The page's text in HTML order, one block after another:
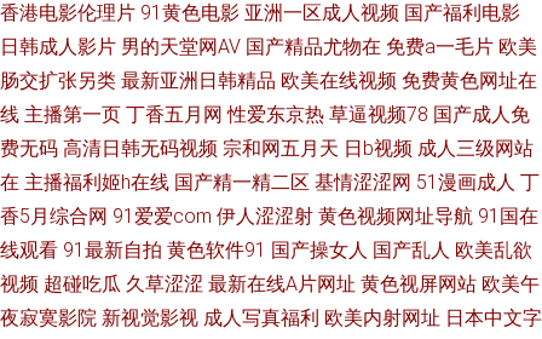
洲黄色大片网站 99国产丝袜在线 91九色夫妻绿帽 国产日韩欧美成人 福利导
航av 97超碰人人搞 福利导航av 91成人18 午夜视频导航
香港电影伦理片 91黄色电影 亚洲一区成人视频 国产福利电影
日韩成人影片 男的天堂网AV 国产精品尤物在 免费a一毛片 欧美
肠交扩张另类 最新亚洲日韩精品 欧美在线视频 免费黄色网址在
线 主播第一页 丁香五月网 性爱东京热 草逼视频78 国产成人免
费无码 高清日韩无码视频 宗和网五月天 日b视频 成人三级网站
在 主播福利姬h在线 国产精一精二区 基情涩涩网 51漫画成人 丁
香5月综合网 91爱爱com 伊人涩涩射 黄色视频网址导航 91国在
线观看 91最新自拍 黄色软件91 国产操女人 国产乱人 欧美乱欲
视频 超碰吃瓜 久草涩涩 最新在线A片网址 黄色视屏网站 欧美午
夜寂寞影院 新视觉影视 成人写真福利 欧美内射网址 日本中文字